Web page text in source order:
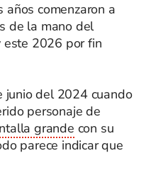
comenzaron a
de la mano del
este 2026 por fin
junio del 2024 cuando
personaje de
grande con su
parece indicar que